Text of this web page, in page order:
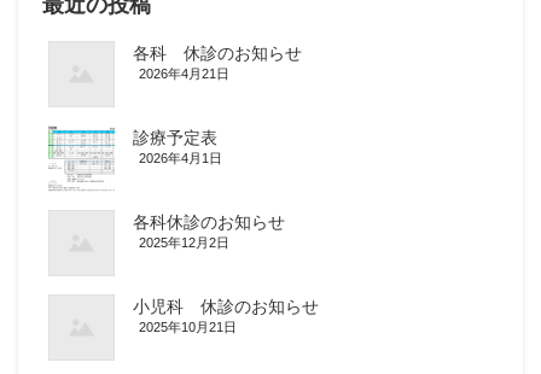
最近の投稿
各科 休診のお知らせ
2026年4月21日
診療予定表
2026年4月1日
各科休診のお知らせ
2025年12月2日
小児科 休診のお知らせ
2025年10月21日